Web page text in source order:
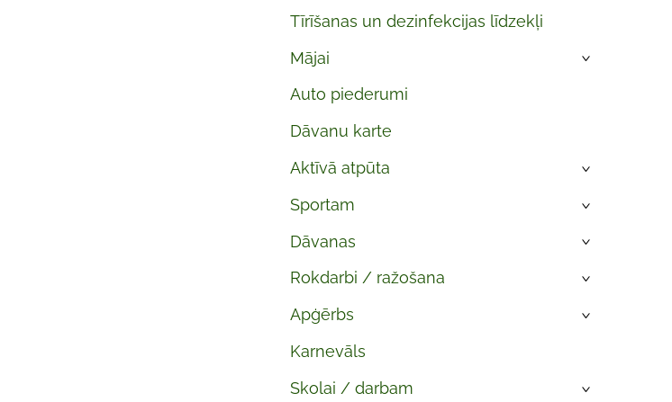
Tīrīšanas un dezinfekcijas līdzekļi
Mājai
›
Auto piederumi
Dāvanu karte
Aktīvā atpūta
›
Sportam ›
Dāvanas ›
Rokdarbi / ražošana ›
Apģērbs ›
Karnevāls
Skolai / darbam
›